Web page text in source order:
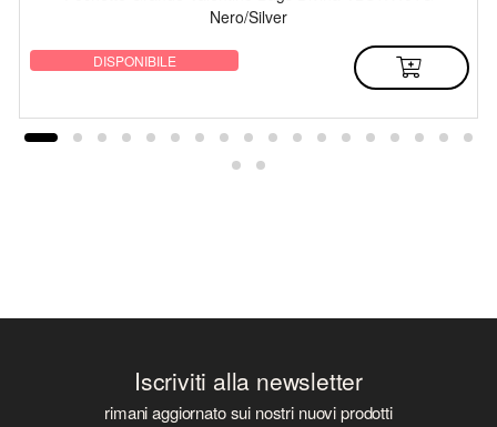
Nero/Silver
DISPONIBILE
Iscriviti alla newsletter
rimani aggiornato sui nostri nuovi prodotti